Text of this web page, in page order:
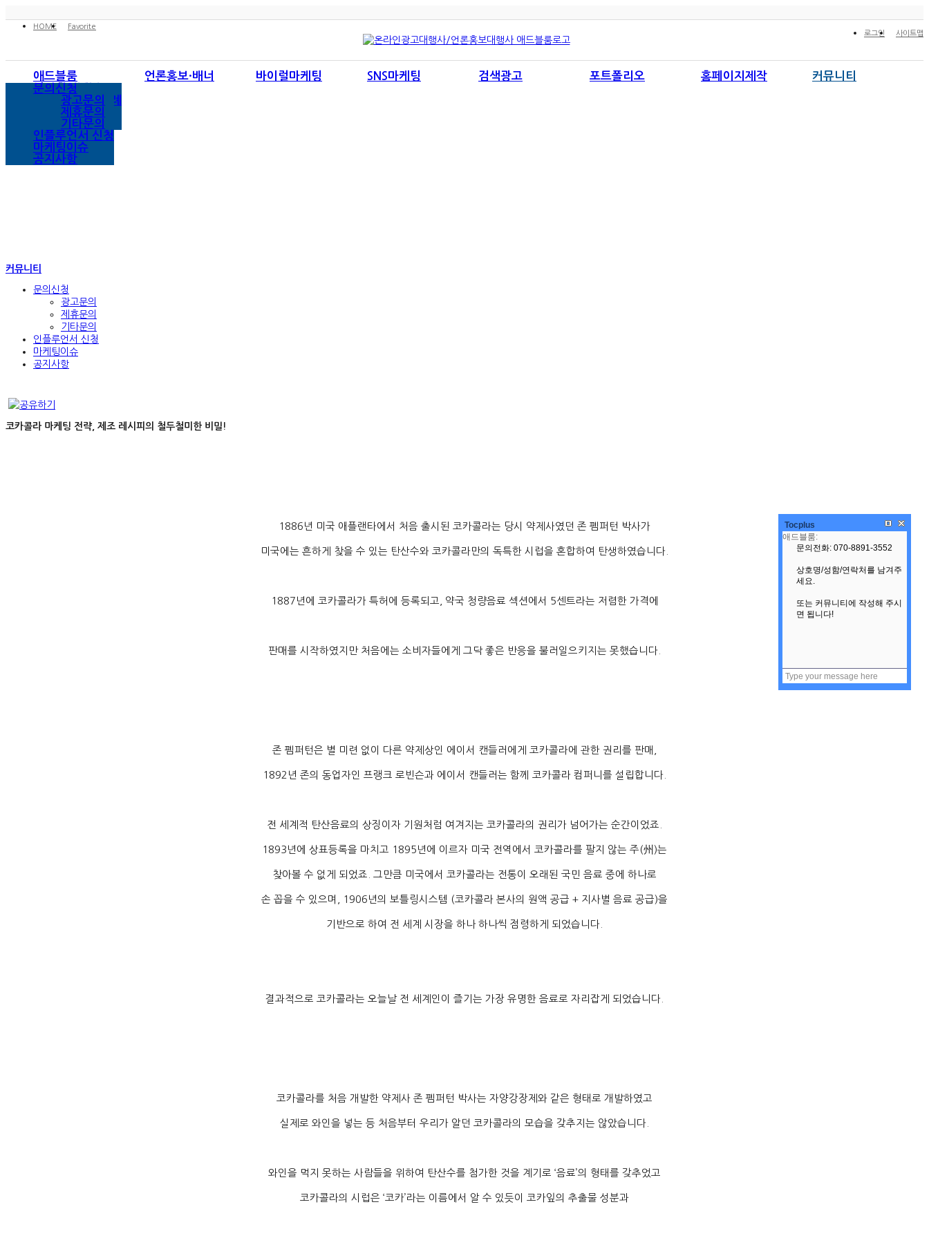
HOME
Favorite
로그인
사이트맵
애드블룸
회사소개
사업영역
언론홍보·배너
언론홍보
브랜드대상
배너광고
바이럴마케팅
블로그/카페
포스트
모바일마케팅
SNS마케팅
인스타그램
페이스북
유튜브
검색광고
네이버
포트폴리오
언론홍보사례
바이럴마케팅사례
SNS마케팅사례
검색광고사례
홈페이지제작
커뮤니티
문의신청
광고문의
제휴문의
기타문의
인플루언서 신청
마케팅이슈
공지사항
커뮤니티
문의신청
광고문의
제휴문의
기타문의
인플루언서 신청
마케팅이슈
공지사항
코카콜라 마케팅 전략, 제조 레시피의 철두철미한 비밀!
1886 년 미국 애플랜타에서 처음 출시된 코카콜라는 당시 약제사였던 존 펨퍼턴 박사가
미국에는 흔하게 찾을 수 있는 탄산수와 코카콜라만의 독특한 시럽을 혼합하여 탄생하였습니다
1887 년에 코카콜라가 특허에 등록되고 약국 청량음료 섹션에서 5센트라는 저렴한 가격에
판매를 시작하였지만 처음에는 소비자들에게 그닥 좋은 반응을 불러일으키지는 못했습니다
존 펨퍼턴은 별 미련 없이 다른 약제상인 에이서 캔들러에게 코카콜라에 관한 권리를 판매
1892 년 존의 동업자인 프랭크 로빈슨과 에이서 캔들러는 함께 코카콜라 컴퍼니를 설립합니다
전 세계적 탄산음료의 상징이자 기원처럼 여겨지는 코카콜라의 권리가 넘어가는 순간이었죠
1893 년에 상표등록을 마치고 1895 년에 이르자 미국 전역에서 코카콜라를 팔지 않는 주 (州 )는
찾아볼 수 없게 되었죠 그만큼 미국에서 코카콜라는 전통이 오래된 국민 음료 중에 하나로
손 꼽을 수 있으며 , 1906 년의 보틀링시스템 (코카콜라 본사의 원액 공급 + 지사별 음료 공급)을
기반으로 하여 전 세계 시장을 하나 하나씩 점령하게 되었습니다
결과적으로 코카콜라는 오늘날 전 세계인이 즐기는 가장 유명한 음료로 자리잡게 되었습니다
코카콜라를 처음 개발한 약제사 존 펨퍼턴 박사는 자양강장제와 같은 형태로 개발하였고
실제로 와인을 넣는 등 처음부터 우리가 알던 코카콜라의 모습을 갖추지는 않았습니다
와인을 먹지 못하는 사람들을 위하여 탄산수를 첨가한 것을 계기로 ‘음료’의 형태를 갖추었고
코카콜라의 시럽은 ‘코카’라는 이름에서 알 수 있듯이 코카잎의 추출물 성분과
Tocplus